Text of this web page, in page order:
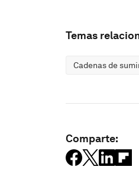
Temas
Cadenas de
Comparte: